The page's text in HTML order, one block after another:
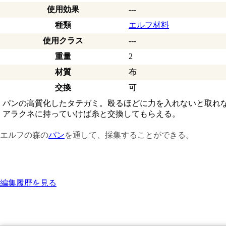
使用効果
---
種類
エルフ材料
使用クラス
---
重量
2
材質
布
交換
可
パンの高質化したタテガミ。殴るほどに力を入れないと取れ
アラクネに持っていけば糸と交換してもらえる。
エルフの森のパンを通して、採集することができる。
編集履歴を見る